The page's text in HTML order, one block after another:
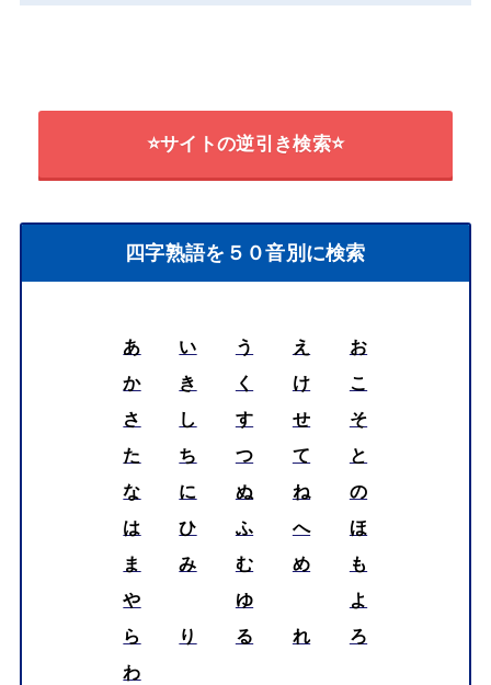
⭐サイトの逆引き検索⭐
四字熟語を５０音別に検索
あ い う え
お
か
き く け
こ
さ
し す せ
そ
た
ち つ て
と
な
に ぬ ね
の
は
ひ ふ へ
ほ
ま
み む め
も
や
ゆ
よ
ら
り る れ
ろ
わ